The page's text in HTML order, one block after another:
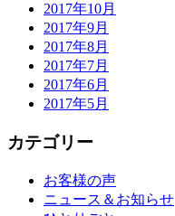
2017年10月
2017年9月
2017年8月
2017年7月
2017年6月
2017年5月
カテゴリー
お客様の声
ニュース＆お知らせ